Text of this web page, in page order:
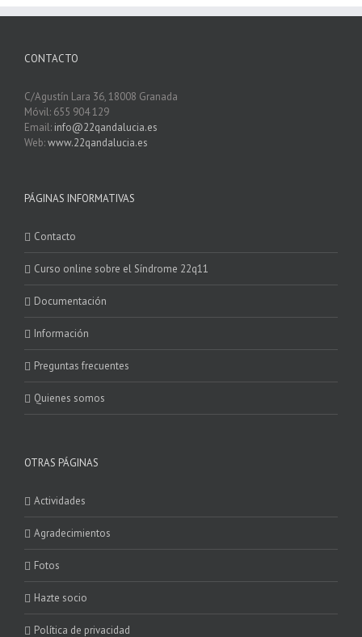
CONTACTO
C/Agustín Lara 36, 18008 Granada
Móvil: 655 904 129
Email: info@22qandalucia.es
Web:www.22qandalucia.es
PÁGINAS INFORMATIVAS
Contacto
Curso online sobre el Síndrome 22q11
Documentación
Información
Preguntas frecuentes
Quienes somos
OTRAS PÁGINAS
Actividades
Agradecimientos
Fotos
Hazte socio
Política de privacidad